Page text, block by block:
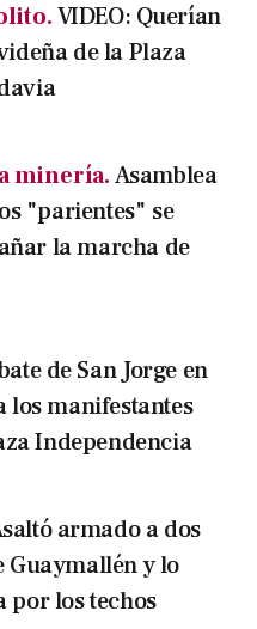
VIDEO: Querían
de la Plaza
minería.Asamblea
"parientes" se
la marcha de
de San Jorge en
los manifestantes
Independencia
armado a dos
Guaymallén y lo
por los techos